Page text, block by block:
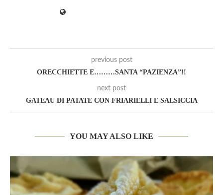
previous post
ORECCHIETTE E………SANTA “PAZIENZA”!!
next post
GATEAU DI PATATE CON FRIARIELLI E SALSICCIA
YOU MAY ALSO LIKE